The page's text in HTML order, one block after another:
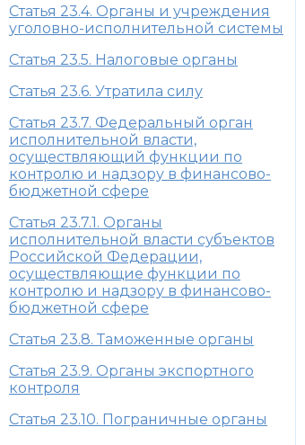
Статья 23.4. Органы и учреждения
уголовно-исполнительной системы
Статья 23.5. Налоговые органы
Статья 23.6. Утратила силу
Статья 23.7. Федеральный орган
исполнительной власти,
осуществляющий функции по
контролю и надзору в финансово-
бюджетной сфере
Статья 23.7.1. Органы
исполнительной власти субъектов
Российской Федерации,
осуществляющие функции по
контролю и надзору в финансово-
бюджетной сфере
Статья 23.8. Таможенные органы
Статья 23.9. Органы экспортного
контроля
Статья 23.10. Пограничные органы